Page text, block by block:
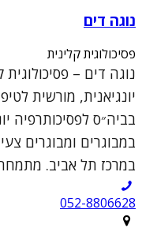
נוגה דים
פסיכולוגית קלינית
נוגה דים –
יונגיאנית, מורשית
בביה״ס לפסיכותרפיה
במרכז תל אביב.
052-8806628